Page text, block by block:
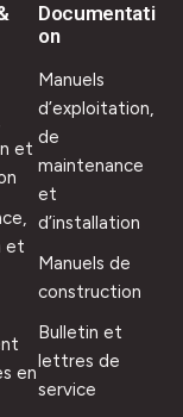
et
et
en
Documentati
on
Manuels
d’exploitation,
de
maintenance
et
d’installation
Manuels de
construction
Bulletin et
lettres de
service